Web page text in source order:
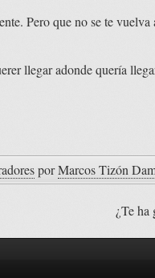
Pero que no se te
llegar adonde quería
porMarcos Tizón
¿Te ha